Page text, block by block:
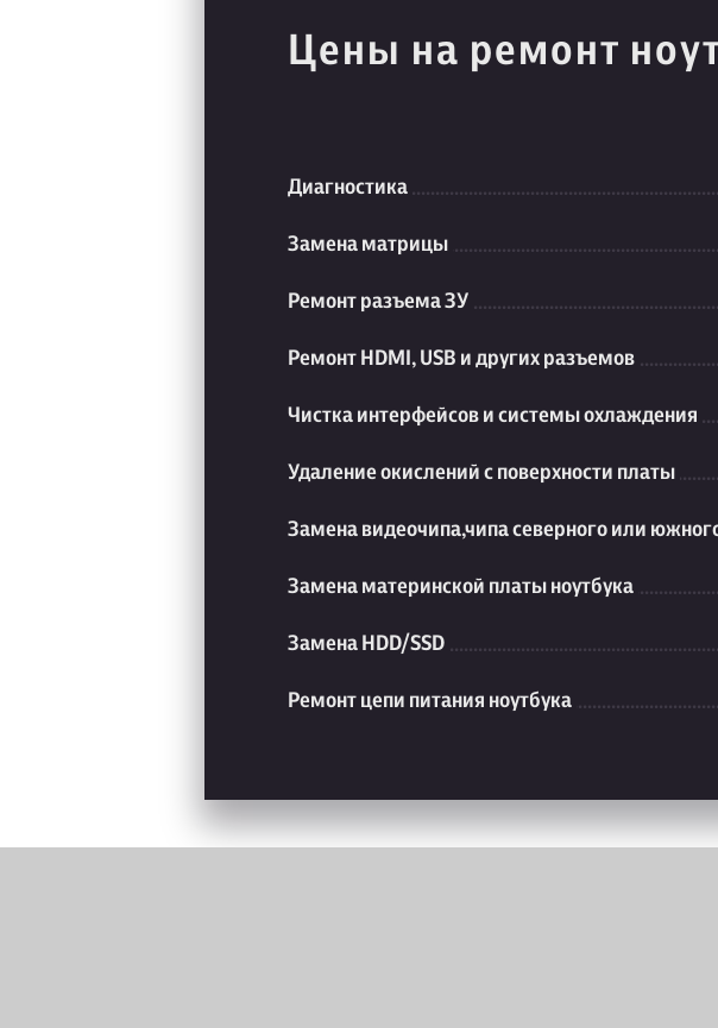
Цены на ремонт
Диагностика
Замена матрицы
Ремонт разъема ЗУ
Ремонт HDMI, USB и других разъемов
Чистка интерфейсов и системы охлаждения
Удаление окислений с поверхности платы
Замена видеочипа,чипа северного или
Замена материнской платы ноутбука
Замена HDD/SSD
Ремонт цепи питания ноутбука